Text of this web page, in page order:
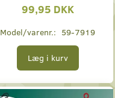
99,95 DKK
Model/varenr.: 59-7919
Læg i kurv